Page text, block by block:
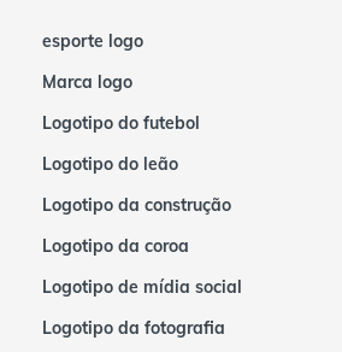
esporte logo
Marca logo
Logotipo do futebol
Logotipo do leão
Logotipo da construção
Logotipo da coroa
Logotipo de mídia social
Logotipo da fotografia